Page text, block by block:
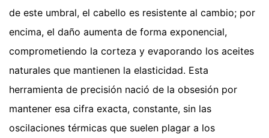
de este umbral, el cabello es resistente al cambio; por
encima, el daño aumenta de forma exponencial,
comprometiendo la corteza y evaporando los aceites
naturales que mantienen la elasticidad. Esta
herramienta de precisión nació de la obsesión por
mantener esa cifra exacta, constante, sin las
oscilaciones térmicas que suelen plagar a los